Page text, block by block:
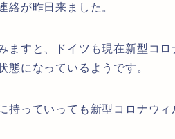
絡が昨日来ました。
ますと、ドイツも現在新型コ
態になっているようです。
持っていっても新型コロナウ